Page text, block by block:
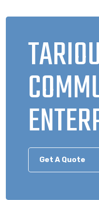
Get A Quote